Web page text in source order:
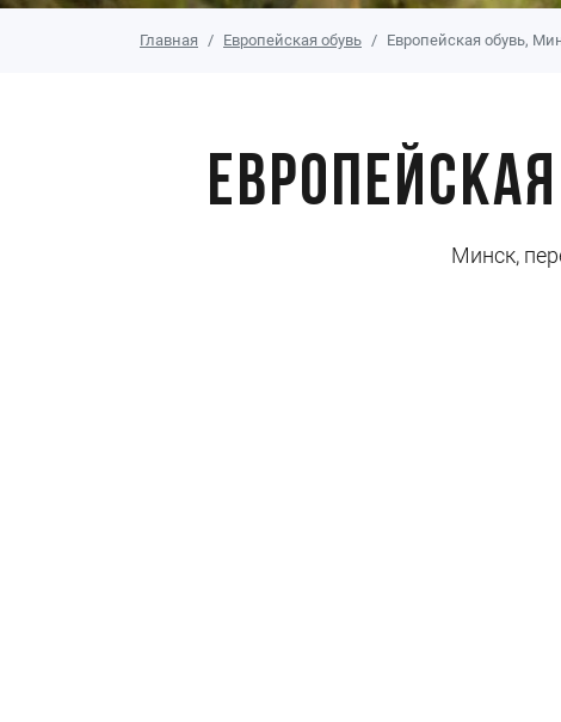
Главная Европейская обувь Европейская обувь,
Минск,